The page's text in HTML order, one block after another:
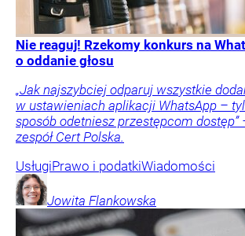
Nie reaguj! Rzekomy konkurs na
o oddanie głosu
„Jak najszybciej odparuj wszystkie
w ustawieniach aplikacji WhatsApp –
sposób odetniesz przestępcom dostęp”
zespół Cert Polska.
UsługiPrawo i podatkiWiadomości
Jowita Flankowska